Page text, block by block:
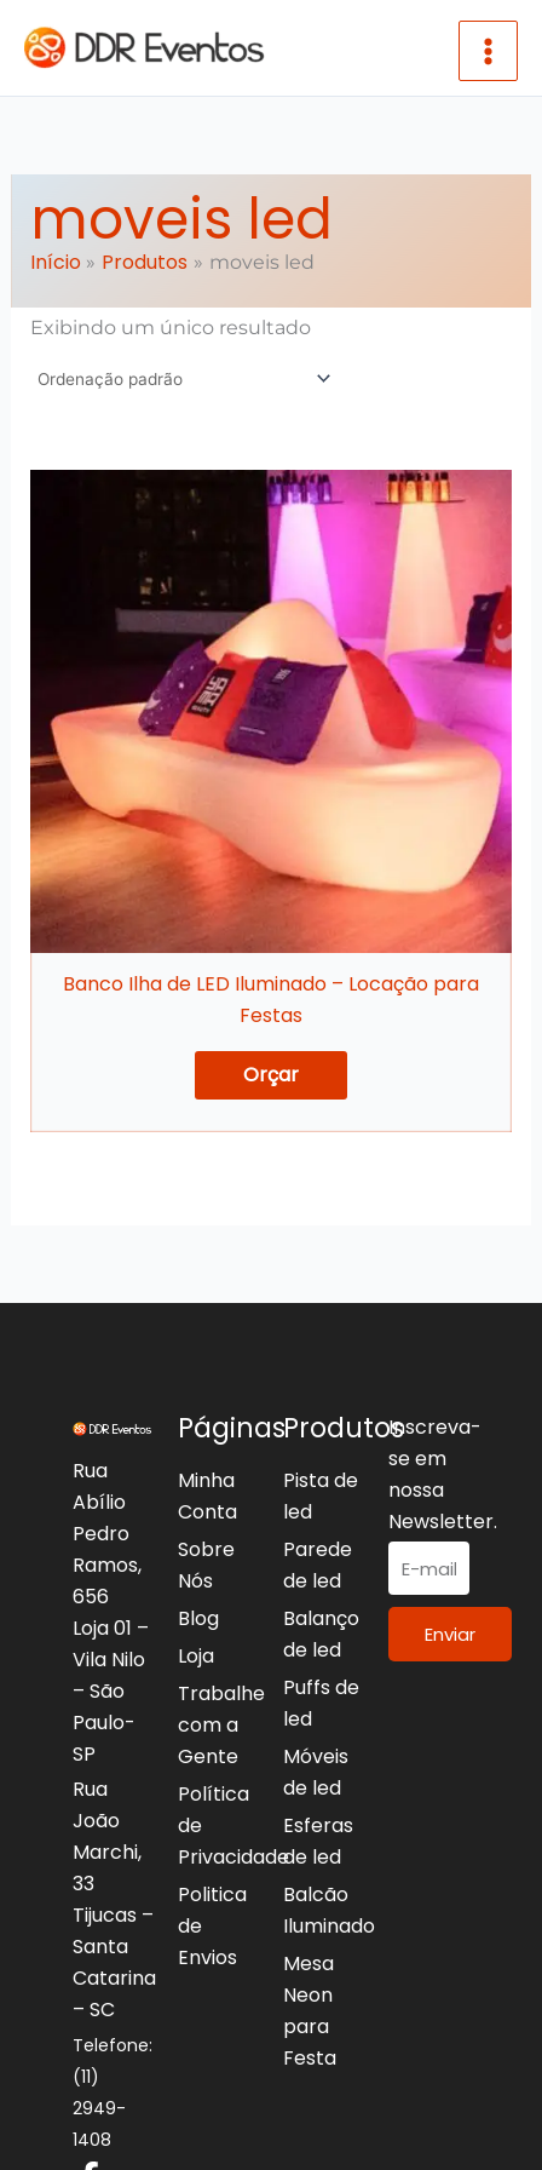
moveis led
Início Produtos moveis led
Exibindo um único resultado
Banco Ilha de LED Iluminado – Locação para
Festas
Orçar
Rua
Abílio
Pedro
Ramos,
656
Loja 01 –
Vila Nilo
– São
Paulo-
SP
Rua
João
Marchi,
33
Tijucas –
Santa
Catarina
– SC
Telefone:
(11)
2949-
1408
Páginas
Minha
Conta
Sobre
Nós
Blog
Loja
Trabalhe
com a
Gente
Política
de
Privacidade
Politica
de
Envios
Produtos
Pista de
led
Parede
de led
Balanço
de led
Puffs de
led
Móveis
de led
Esferas
de led
Balcão
Iluminado
Mesa
Neon
para
Festa
Inscreva-
se em
nossa
Newsletter.
Enviar